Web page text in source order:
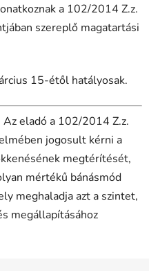
a 102/2014 Z.z.
szereplő magatartási
15-étől hatályosak.
Az eladó a 102/2014 Z.z.
jogosult kérni a
megtérítését,
mértékű bánásmód
meghaladja azt a szintet,
megállapításához